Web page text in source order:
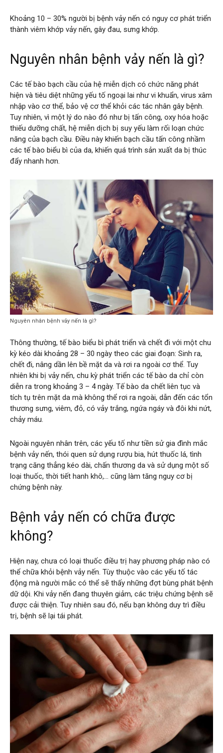
Khoảng 10 – 30% người bị bệnh vảy nến có nguy cơ phát triển
thành viêm khớp vảy nến, gây đau, sưng khớp.
Nguyên nhân bệnh vảy nến là gì?
Các tế bào bạch cầu của hệ miễn dịch có chức năng phát
hiện và tiêu diệt những yếu tố ngoại lai như vi khuẩn, virus xâm
nhập vào cơ thể, bảo vệ cơ thể khỏi các tác nhân gây bệnh.
Tuy nhiên, vì một lý do nào đó như bị tấn công, oxy hóa hoặc
thiếu dưỡng chất, hệ miễn dịch bị suy yếu làm rối loạn chức
năng của bạch cầu. Điều này khiến bạch cầu tấn công nhầm
các tế bào biểu bì của da, khiến quá trình sản xuất da bị thúc
đẩy nhanh hơn.
Nguyên nhân bệnh vảy nến là gì?
Thông thường, tế bào biểu bì phát triển và chết đi với một chu
kỳ kéo dài khoảng 28 – 30 ngày theo các giai đoạn: Sinh ra,
chết đi, nâng dần lên bề mặt da và rơi ra ngoài cơ thể. Tuy
nhiên khi bị vảy nến, chu kỳ phát triển các tế bào da chỉ còn
diễn ra trong khoảng 3 – 4 ngày. Tế bào da chết liên tục và
tích tụ trên mặt da mà không thể rơi ra ngoài, dẫn đến các tổn
thương sưng, viêm, đỏ, có vảy trắng, ngứa ngáy và đôi khi nứt,
chảy máu.
Ngoài nguyên nhân trên, các yếu tố như tiền sử gia đình mắc
bệnh vảy nến, thói quen sử dụng rượu bia, hút thuốc lá, tình
trạng căng thẳng kéo dài, chấn thương da và sử dụng một số
loại thuốc, thời tiết hanh khô,… cũng làm tăng nguy cơ bị
chứng bệnh này.
Bệnh vảy nến có chữa được
không?
Hiện nay, chưa có loại thuốc điều trị hay phương pháp nào có
thể chữa khỏi bệnh vảy nến. Tùy thuộc vào các yếu tố tác
động mà người mắc có thể sẽ thấy những đợt bùng phát bệnh
dữ dội. Khi vảy nến đang thuyên giảm, các triệu chứng bệnh sẽ
được cải thiện. Tuy nhiên sau đó, nếu bạn không duy trì điều
trị, bệnh sẽ lại tái phát.